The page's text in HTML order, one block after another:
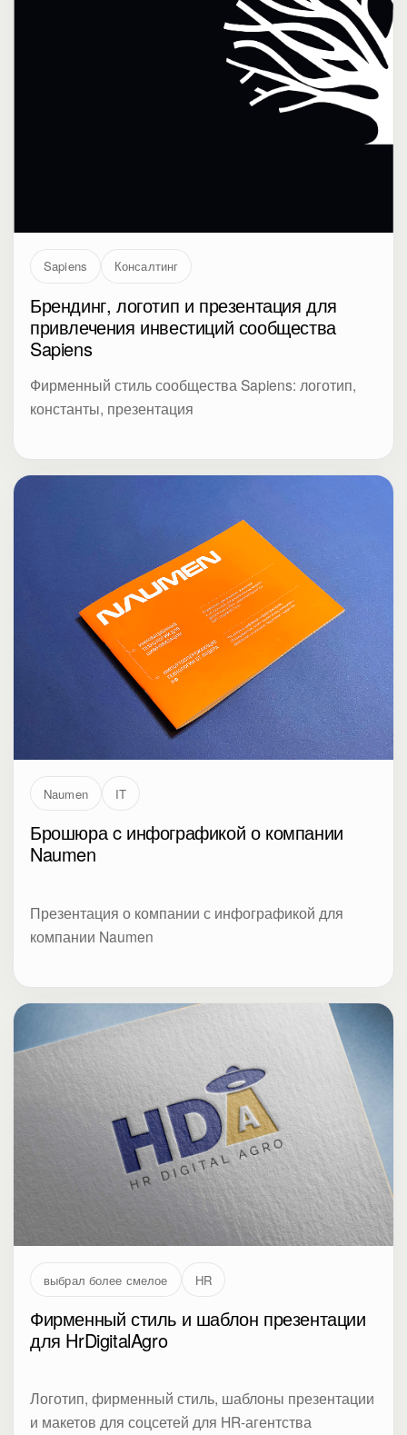
Sapiens Консалтинг
Брендинг, логотип и презентация для
привлечения инвестиций сообщества
Sapiens
Фирменный стиль сообщества Sapiens: логотип,
константы, презентация
Naumen IT
Брошюра c инфографикой о компании
Naumen
Презентация о компании с инфографикой для
компании Naumen
выбрал более смелое HR
Фирменный стиль и шаблон презентации
для HrDigitalAgro
Логотип, фирменный стиль, шаблоны презентации
и макетов для соцсетей для HR-агентства